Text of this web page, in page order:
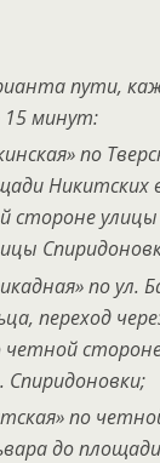
пути,
15 минут:
по
Никитских
стороне
по ул.
переход
четной
Спиридоновки;
по
до